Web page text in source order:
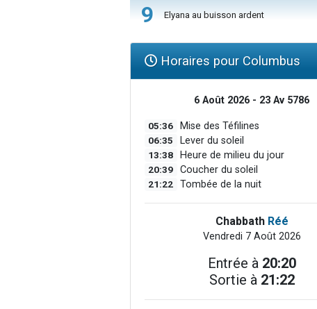
9 Elyana au buisson ardent
Horaires pour Columbus
6 Août 2026 - 23 Av 5786
05:36 Mise des Téfilines
06:35 Lever du soleil
13:38 Heure de milieu du jour
20:39 Coucher du soleil
21:22 Tombée de la nuit
Chabbath Réé
Vendredi 7 Août 2026
Entrée à 20:20
Sortie à 21:22